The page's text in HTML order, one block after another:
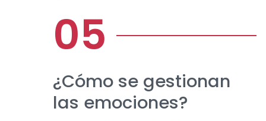
¿Cómo se gestionan
las emociones?